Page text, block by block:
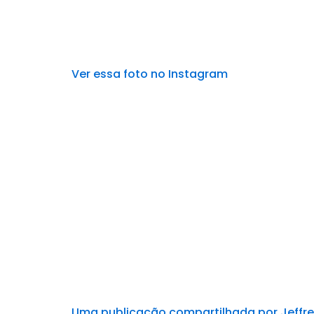
Ver essa foto no Instagram